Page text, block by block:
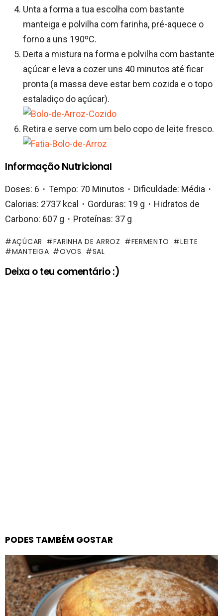
Unta a forma a tua escolha com bastante
manteiga e polvilha com farinha, pré-aquece o
forno a uns 190ºC.
Deita a mistura na forma e polvilha com bastante
açúcar e leva a cozer uns 40 minutos até ficar
pronta (a massa deve estar bem cozida e o topo
estaladiço do açúcar).
Retira e serve com um belo copo de leite fresco.
Informação Nutricional
Doses: 6・Tempo: 70 Minutos・Dificuldade: Média・
Calorias: 2737 kcal・Gorduras: 19 g・Hidratos de
Carbono: 607 g・Proteínas: 37 g
AÇÚCAR FARINHA DE ARROZ FERMENTO
LEITE
MANTEIGA
OVOS SAL
Deixa o teu comentário :)
PODES TAMBÉM GOSTAR